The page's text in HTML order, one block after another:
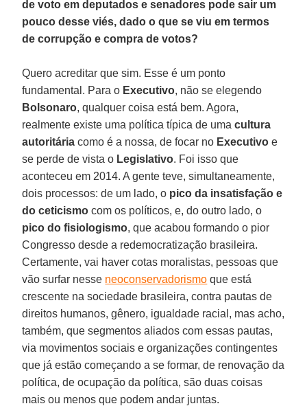
de voto em deputados e senadores pode sair um
pouco desse viés, dado o que se viu em termos
de corrupção e compra de votos?
Quero acreditar que sim. Esse é um ponto
fundamental. Para o Executivo, não se elegendo
Bolsonaro, qualquer coisa está bem. Agora,
realmente existe uma política típica de umacultura
autoritária como é a nossa, de focar no Executivo e
se perde de vista o Legislativo. Foi isso que
aconteceu em 2014. A gente teve, simultaneamente,
dois processos: de um lado, o pico da insatisfação e
do ceticismo com os políticos, e, do outro lado, o
pico do fisiologismo, que acabou formando o pior
Congresso desde a redemocratização brasileira.
Certamente, vai haver cotas moralistas, pessoas que
vão surfar nesse neoconservadorismo que está
crescente na sociedade brasileira, contra pautas de
direitos humanos, gênero, igualdade racial, mas acho,
também, que segmentos aliados com essas pautas,
via movimentos sociais e organizações contingentes
que já estão começando a se formar, de renovação da
política, de ocupação da política, são duas coisas
mais ou menos que podem andar juntas.